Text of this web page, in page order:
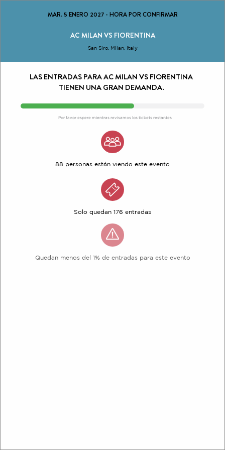
MAR. 5 ENERO 2027- HORA POR CONFIRMAR
AC MILAN VS FIORENTINA
San Siro, Milan, Italy
LAS ENTRADAS PARA AC MILAN VS FIORENTINA
TIENEN UNA GRAN DEMANDA.
Por favor espere mientras revisamos los tickets restantes
88 personas están viendo este evento
Solo quedan 176 entradas
Quedan menos del 1% de entradas para este evento